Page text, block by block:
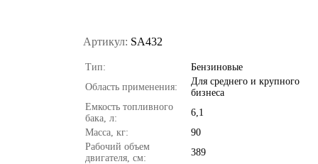
Артикул: SA432
Тип:
Бензиновые
Область применения:
Для среднего и крупного
бизнеса
Емкость топливного
бака, л:
6,1
Масса, кг:
90
Рабочий объем
двигателя, см:
389